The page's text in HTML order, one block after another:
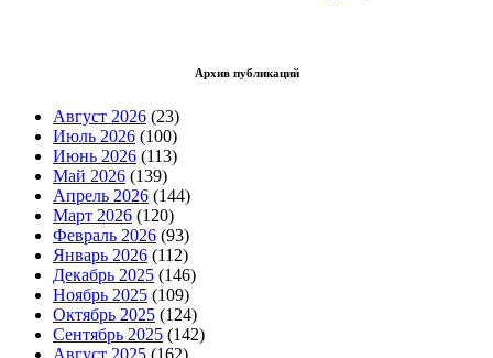
Архив публикаций
Август 2026 (23)
Июль 2026 (100)
Июнь 2026 (113)
Май 2026 (139)
Апрель 2026 (144)
Март 2026 (120)
Февраль 2026 (93)
Январь 2026 (112)
Декабрь 2025 (146)
Ноябрь 2025 (109)
Октябрь 2025 (124)
Сентябрь 2025 (142)